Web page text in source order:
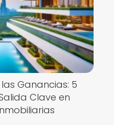
Ganancias: 5
Clave en